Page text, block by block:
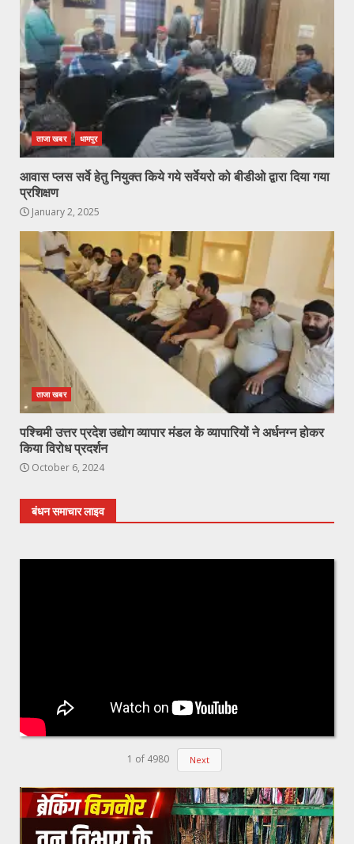
ताजा खबर धामपुर
आवास प्लस सर्वे हेतु नियुक्त किये गये सर्वेयरो को बीडीओ द्वारा दिया गया
प्रशिक्षण
January 2, 2025
ताजा खबर
पश्चिमी उत्तर प्रदेश उद्योग व्यापार मंडल के व्यापारियों ने अर्धनग्न होकर
किया विरोध प्रदर्शन
October 6, 2024
बंधन समाचार लाइव
1 of 4980 Next